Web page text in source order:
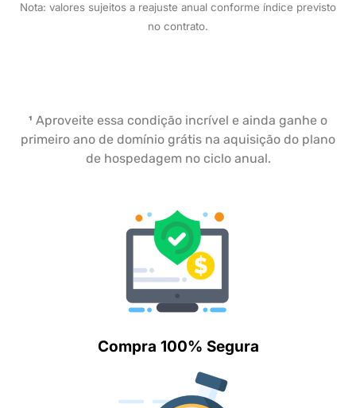
Nota: valores sujeitos a reajuste anual conforme índice previsto
no contrato.
¹ Aproveite essa condição incrível e ainda ganhe o
primeiro ano de domínio grátis na aquisição do plano
de hospedagem no ciclo anual.
Compra 100% Segura